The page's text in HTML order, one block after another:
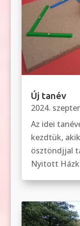
Új tanév
2024.
Az idei
kezdtük,
ösztöndjjal
Nyitott